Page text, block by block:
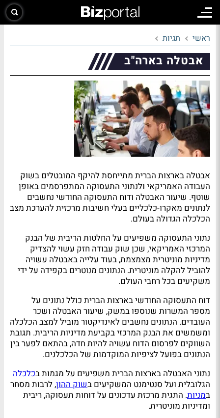
ראשי תגיות
אבטלה בארה"ב
אבטלה בארצות הברית מתייחסת להיקף המובטלים בשוק
העבודה האמריקאי ולנתוני התעסוקה המתפרסמים באופן
שוטף. שיעור האבטלה ודוח התעסוקה החודשי נחשבים
לנתונים מאקרו-כלכליים בעלי חשיבות מרכזית להערכת מצב
הכלכלה הגדולה בעולם.
נתוני התעסוקה משפיעים על החלטות הריבית של הבנק
המרכזי האמריקאי, שכן שוק עבודה חזק עשוי להצדיק
מדיניות מוניטרית מצמצמת, בעוד עלייה באבטלה עשויה
להוביל להקלה מוניטרית. הנתונים מנוטרים בקפידה על ידי
משקיעים בכל רחבי העולם.
דוח התעסוקה החודשי בארצות הברית כולל נתונים על
מספר המשרות שנוספו במשק, שיעור האבטלה ושכר
העובדים. הנתונים נחשבים לאינדיקטור מוביל למצב הכלכלה
ומשמשים את הבנק המרכזי בקביעת מדיניות הריבית. תגובת
השווקים לפרסום הדוח עשויה להיות חדה, בהתאם לפער בין
הנתונים בפועל לציפיות המוקדמות של הכלכלנים.
נתוני האבטלה בארצות הברית משפיעים על מגמות בכלכלה
הגלובלית ועל סנטימנט המשקיעים בשוק ההון, לרבות מסחר
במניות. התגית מרכזת עדכונים על דוחות תעסוקה, ריבית
ומדיניות מוניטרית.